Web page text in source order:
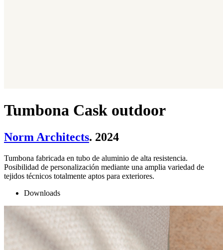
Tumbona Cask outdoor
Norm Architects. 2024
Tumbona fabricada en tubo de aluminio de alta resistencia.
Posibilidad de personalización mediante una amplia variedad de
tejidos técnicos totalmente aptos para exteriores.
Downloads